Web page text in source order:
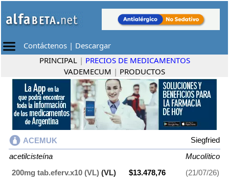
Contáctenos | Descargar
PRINCIPAL | PRECIOS DE MEDICAMENTOS
VADEMECUM | PRODUCTOS
ACEMUK
Siegfried
acetilcisteína
Mucolítico
200mg tab.eferv.x10 (VL) (VL) $13.478,76
(21/07/26)